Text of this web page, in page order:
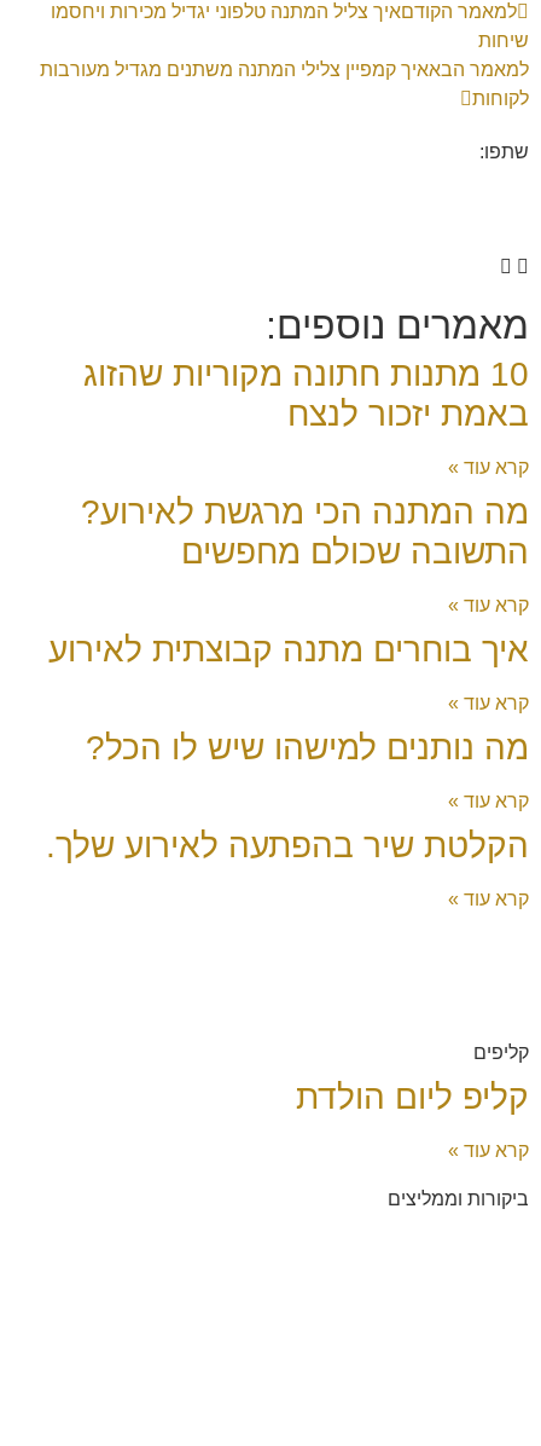
למאמר הקודםאיך צליל המתנה טלפוני יגדיל מכירות ויחסמו
שיחות
למאמר הבאאיך קמפיין צלילי המתנה משתנים מגדיל מעורבות
לקוחות
שתפו:
מאמרים נוספים:
10 מתנות חתונה מקוריות שהזוג
באמת יזכור לנצח
קרא עוד »
מה המתנה הכי מרגשת לאירוע?
התשובה שכולם מחפשים
קרא עוד »
איך בוחרים מתנה קבוצתית לאירוע
קרא עוד »
מה נותנים למישהו שיש לו הכל?
קרא עוד »
הקלטת שיר בהפתעה לאירוע שלך.
קרא עוד »
קליפים
קליפ ליום הולדת
קרא עוד »
ביקורות וממליצים